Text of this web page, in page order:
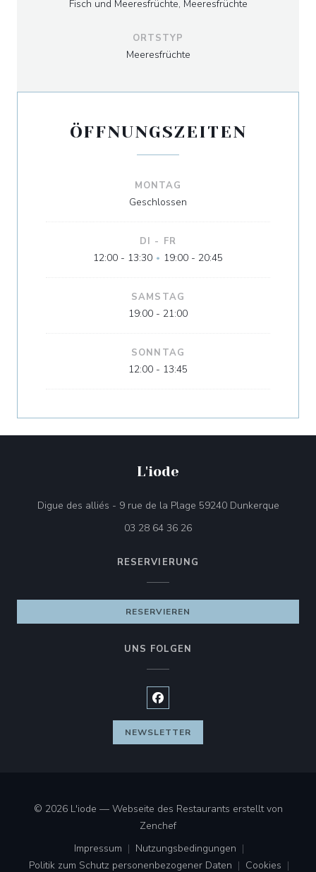
Fisch und Meeresfrüchte, Meeresfrüchte
ORTSTYP
Meeresfrüchte
ÖFFNUNGSZEITEN
MONTAG
Geschlossen
DI - FR
12:00 - 13:30 • 19:00 - 20:45
SAMSTAG
19:00 - 21:00
SONNTAG
12:00 - 13:45
L'iode
Digue des alliés - 9 rue de la Plage 59240 Dunkerque((öffnet
03 28 64 36 26
RESERVIERUNG
RESERVIEREN
UNS FOLGEN
Facebook ((öffnet ein neues
NEWSLETTER
© 2026 L'iode — Webseite des Restaurants erstellt von
Zenchef((öffnet ein neues Fenster))
Impressum
((öffnet ein neues Fenster))
Nutzungsbedingungen
((öffnet ein neues Fenster))
Politik zum Schutz personenbezogener Daten Cookies